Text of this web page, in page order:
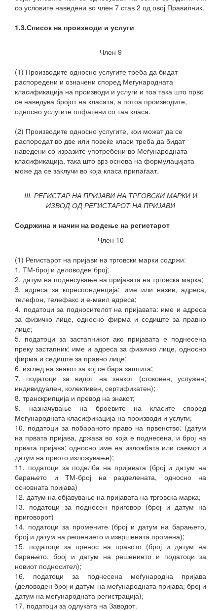
со условите наведени во член 7 став 2 од овој Правилник.
1.3.Список на производи и услуги
Член 9
(1) Производите односно услугите треба да бидат
распоредени и означени според Меѓународната
класификација на производи и услуги и тоа така што прво
се наведува бројот на класата, а потоа производите,
односно услугите опфатени со таа класа.
(2) Производите односно услугите, кои можат да се
распоредат во две или повеќе класи треба да бидат
наведени со изразите употребени во Меѓународната
класификација, така што врз основа на формулацијата
може да се заклучи во која класа припаѓаат.
III. РЕГИСТАР НА ПРИЈАВИ НА ТРГОВСКИ МАРКИ И
ИЗВОД ОД РЕГИСТАРОТ НА ПРИЈАВИ
Содржина и начин на водење на регистарот
Член 10
(1) Регистарот на пријави на трговски марки содржи:
1. ТМ-број и деловоден број;
2. датум на поднесување на пријавата на трговска марка;
3. адреса за кореспонденција: име или назив, адреса,
телефон, телефакс и е-маил адреса;
4. податоци за подносителот на пријавата: име и адреса
за физичко лице, односно фирма и седиште за правно
лице;
5. податоци за застапникот ако пријавата е поднесена
преку застапник: име и адреса за физичко лице, односно
фирма и седиште за правно лице;
6. изглед на знакот за кој се бара заштита;
7. податоци за видот на знакот (стоковен, услужен;
индивидуален, колективен, сертификатен);
8. транскрипција и превод на знакот;
9. назначување на броевите на класите според
Меѓународната класификација на производи и услуги;
10. податоци за побараното право на првенство: (датум
на првата пријава, држава во која е поднесена, и број на
првата пријава; односно име на изложбата или саемот и
датум на првото изложување);
11. податоци за поделба на пријавата (број и датум на
барањето и ТМ-број на разделената, односно на
основната пријава)
12. датум на објавување на пријавата на трговска марка;
13. податоци за поднесен приговор (број и датум на
приговорот)
14. податоци за промените (број и датум на барањето,
број и датум на решението и извршената промена);
15. податоци за пренос на правото (број и датум на
барањето, број и датум на решението и податоци за
новиот подносител);
16. податоци за поднесена меѓународна пријава
(деловоден број и датум на меѓународната пријава; број и
датум на меѓународната регистрација);
17. податоци за одлуката на Заводот.